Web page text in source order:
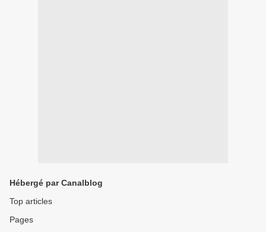
Hébergé par Canalblog
Top articles
Pages